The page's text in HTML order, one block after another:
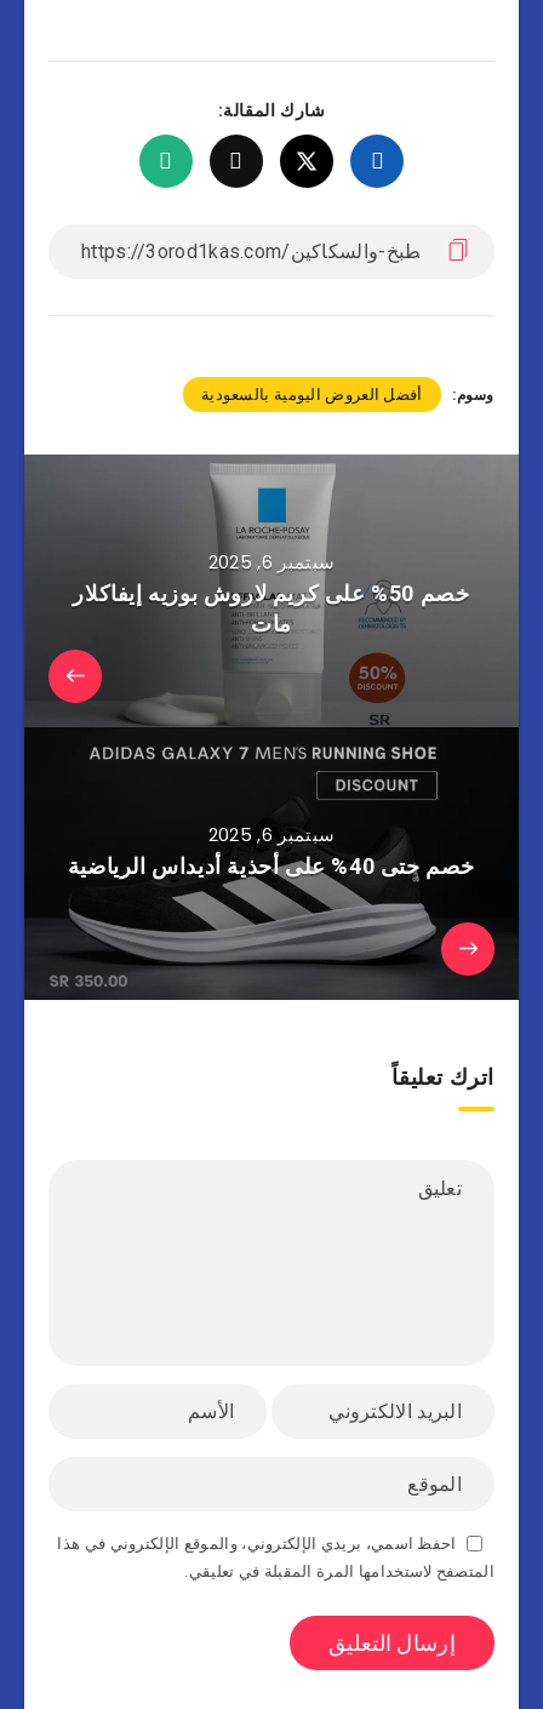
شارك المقالة:
وسوم: أفضل العروض اليومية بالسعودية
سبتمبر 6, 2025
خصم 50% على كريم لاروش بوزيه إيفاكلار
مات
سبتمبر 6, 2025
خصم حتى 40% على أحذية أديداس الرياضية
اترك تعليقاً
احفظ اسمي، بريدي الإلكتروني، والموقع الإلكتروني في هذا
المتصفح لاستخدامها المرة المقبلة في تعليقي.